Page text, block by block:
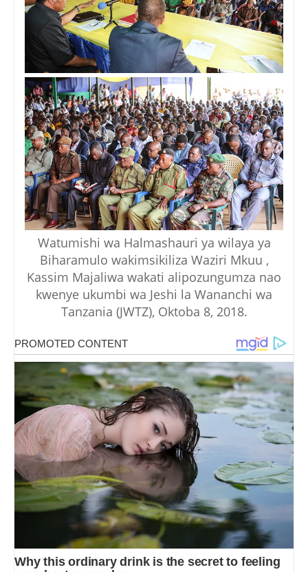
Watumishi wa Halmashauri ya wilaya ya
Biharamulo wakimsikiliza Waziri Mkuu ,
Kassim Majaliwa wakati alipozungumza nao
kwenye ukumbi wa Jeshi la Wananchi wa
Tanzania (JWTZ), Oktoba 8, 2018.